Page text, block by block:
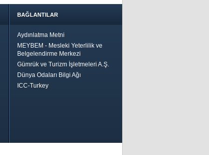
BAĞLANTILAR
Aydınlatma Metni
MEYBEM - Mesleki Yeterlilik ve
Belgelendirme Merkezi
Gümrük ve Turizm İşletmeleri A.Ş.
Dünya Odaları Bilgi Ağı
ICC-Turkey